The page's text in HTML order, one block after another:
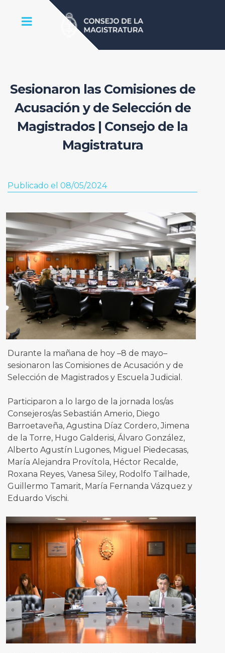
Sesionaron las Comisiones de
Acusación y de Selección de
Magistrados | Consejo de la
Magistratura
Publicado el 08/05/2024
Durante la mañana de hoy –8 de mayo–
sesionaron las Comisiones de Acusación y de
Selección de Magistrados y Escuela Judicial.
Participaron a lo largo de la jornada los/as
Consejeros/as Sebastián Amerio, Diego
Barroetaveña, Agustina Díaz Cordero, Jimena
de la Torre, Hugo Galderisi, Álvaro González,
Alberto Agustín Lugones, Miguel Piedecasas,
María Alejandra Provítola, Héctor Recalde,
Roxana Reyes, Vanesa Siley, Rodolfo Tailhade,
Guillermo Tamarit, María Fernanda Vázquez y
Eduardo Vischi.